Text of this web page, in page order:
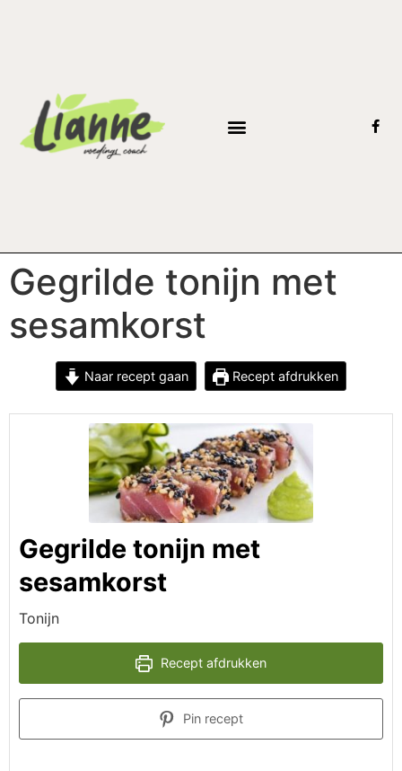
Gegrilde tonijn met
sesamkorst
Naar recept gaan Recept afdrukken
Gegrilde tonijn met
sesamkorst
Tonijn
Recept afdrukken
Pin recept